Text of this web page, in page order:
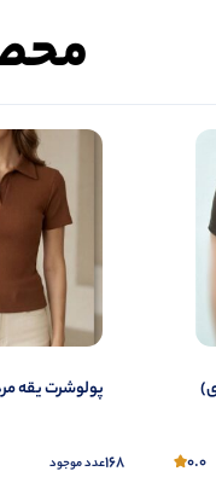
ثبـــــت‌دیدگاه
به‌عنوان کاربر
شما هم می‌توانید
تمایل می‌توانید به صورت
0.0
پولوشرت یقه
168عدد موجود